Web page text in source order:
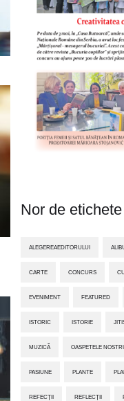
Nor de etichete
ALEGEREAEDITORULUI
CARTE CONCURS
EVENIMENT FEATURED
ISTORIC ISTORIE
MUZICĂ OASPETELE
PASIUNE PLANTE
REFECȚII REFLECȚII